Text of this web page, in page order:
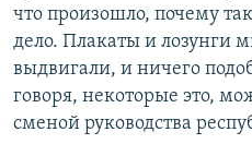
что произошло, почему
дело. Плакаты и лозунги
выдвигали, и ничего
говоря, некоторые это,
сменой руководства